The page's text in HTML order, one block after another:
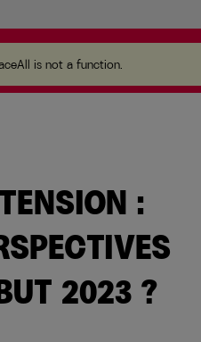
w.replaceAll is not a
is not a function.
:
2023 ?